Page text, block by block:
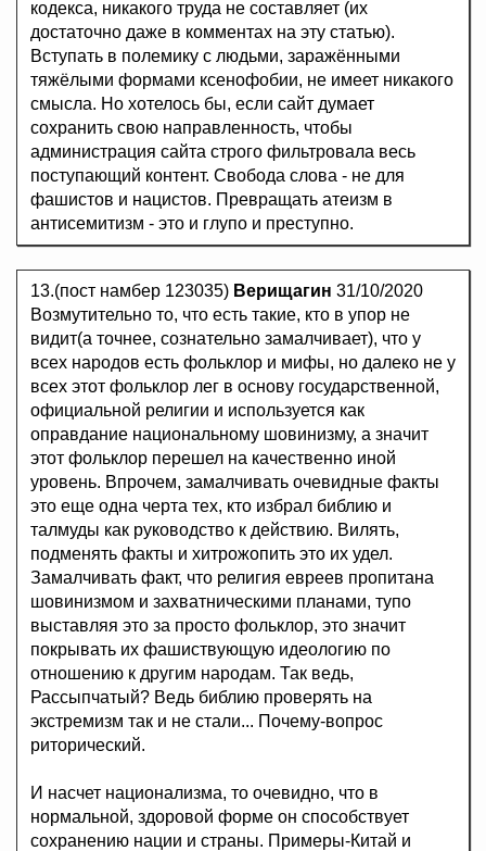
кодекса, никакого труда не составляет (их
достаточно даже в комментах на эту статью).
Вступать в полемику с людьми, заражёнными
тяжёлыми формами ксенофобии, не имеет никакого
смысла. Но хотелось бы, если сайт думает
сохранить свою направленность, чтобы
администрация сайта строго фильтровала весь
поступающий контент. Свобода слова - не для
фашистов и нацистов. Превращать атеизм в
антисемитизм - это и глупо и преступно.
13.(пост намбер 123035) Верищагин 31/10/2020
Возмутительно то, что есть такие, кто в упор не
видит(а точнее, сознательно замалчивает), что у
всех народов есть фольклор и мифы, но далеко не у
всех этот фольклор лег в основу государственной,
официальной религии и используется как
оправдание национальному шовинизму, а значит
этот фольклор перешел на качественно иной
уровень. Впрочем, замалчивать очевидные факты
это еще одна черта тех, кто избрал библию и
талмуды как руководство к действию. Вилять,
подменять факты и хитрожопить это их удел.
Замалчивать факт, что религия евреев пропитана
шовинизмом и захватническими планами, тупо
выставляя это за просто фольклор, это значит
покрывать их фашиствующую идеологию по
отношению к другим народам. Так ведь,
Рассыпчатый? Ведь библию проверять на
экстремизм так и не стали... Почему-вопрос
риторический.
И насчет национализма, то очевидно, что в
нормальной, здоровой форме он способствует
сохранению нации и страны. Примеры-Китай и